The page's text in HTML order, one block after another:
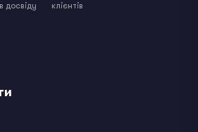
досвіду клієнтів